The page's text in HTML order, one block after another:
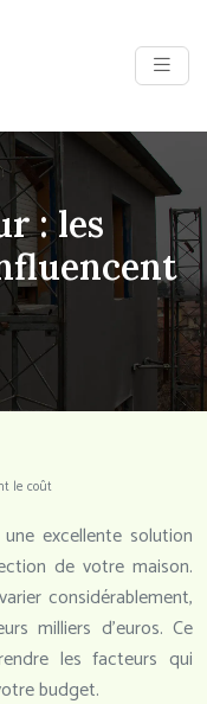
: les
le coût
excellente solution
de votre maison.
considérablement,
milliers d’euros. Ce
les facteurs qui
budget.